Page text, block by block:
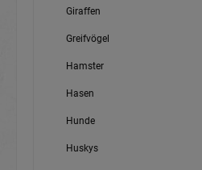
Giraffen
Greifvögel
Hamster
Hasen
Hunde
Huskys